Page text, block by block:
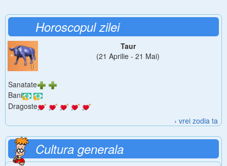
Horoscopul zilei
Taur
(21 Aprilie - 21 Mai)
Sanatate
Bani
Dragoste
› vrei zodia ta
Cultura generala